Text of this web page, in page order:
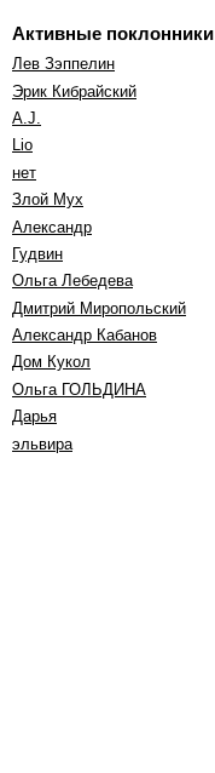
Активные поклонники
Лев Зэппелин
Эрик Кибрайский
A.J.
Lio
нет
Злой Мух
Александр
Гудвин
Ольга Лебедева
Дмитрий Миропольский
Александр Кабанов
Дом Кукол
Oльга ГОЛЬДИНА
Дарья
эльвира